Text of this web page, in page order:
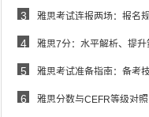
3
雅思考试连报两场：报名
4
雅思7分：水平解析、提升
5
雅思考试准备指南：备考
6
雅思分数与CEFR等级对